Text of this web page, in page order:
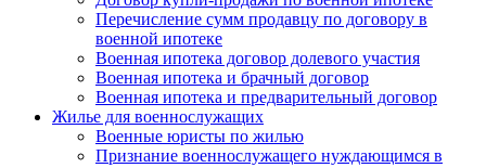
Перечисление сумм продавцу по договору в
военной ипотеке
Военная ипотека договор долевого участия
Военная ипотека и брачный договор
Военная ипотека и предварительный договор
Жилье для военнослужащих
Военные юристы по жилью
Признание военнослужащего нуждающимся в